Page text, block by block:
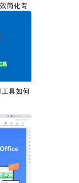
简化专
具如何